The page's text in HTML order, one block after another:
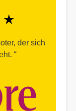
der sich